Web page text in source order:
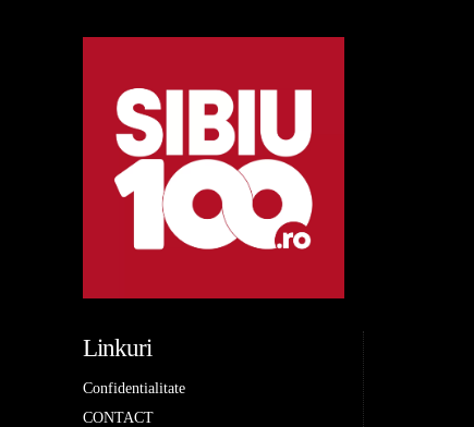
Linkuri
Confidentialitate
CONTACT